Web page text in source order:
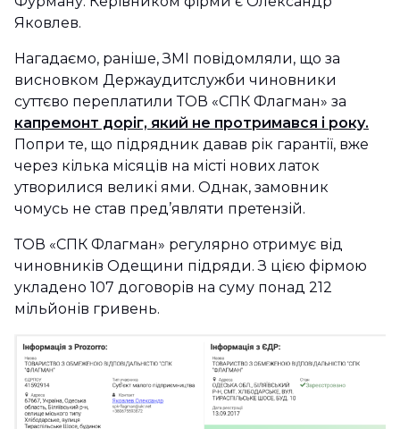
Яковлев.
Нагадаємо, раніше, ЗМІ повідомляли, що за
висновком Держаудитслужби чиновники
суттєво переплатили ТОВ «СПК Флагман» за
капремонт доріг, який не протримався і року.
Попри те, що підрядник давав рік гарантії, вже
через кілька місяців на місті нових латок
утворилися великі ями. Однак, замовник
чомусь не став пред’являти претензій.
ТОВ «СПК Флагман» регулярно отримує від
чиновників Одещини підряди. З цією фірмою
укладено 107 договорів на суму понад 212
мільйонів гривень.